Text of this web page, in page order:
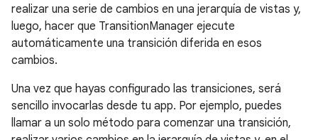
realizar una serie de cambios en una jerarquía de vistas y,
luego, hacer que TransitionManager ejecute
automáticamente una transición diferida en esos
cambios.
Una vez que hayas configurado las transiciones, será
sencillo invocarlas desde tu app. Por ejemplo, puedes
llamar a un solo método para comenzar una transición,